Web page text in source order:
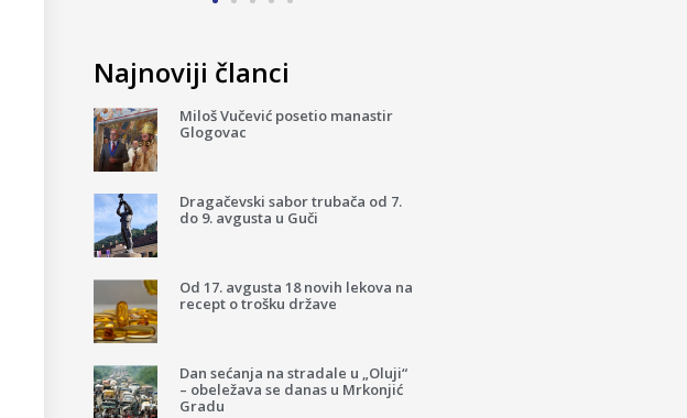
Najnoviji članci
Miloš Vučević posetio manastir
Glogovac
Dragačevski sabor trubača od 7.
do 9. avgusta u Guči
Od 17. avgusta 18 novih lekova na
recept o trošku države
Dan sećanja na stradale u „Oluji“
– obeležava se danas u Mrkonjić
Gradu